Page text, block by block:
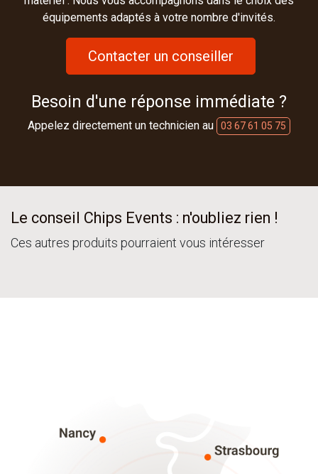
équipements adaptés à votre nombre d'invités.
Contacter un conseiller
Besoin d'une réponse immédiate ?
Appelez directement un technicien au 03 67 61 05 75
Le conseil Chips Events : n'oubliez rien !
Ces autres produits pourraient vous intéresser